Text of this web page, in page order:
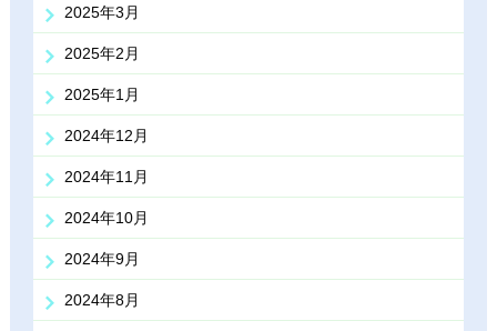
2025年3月
2025年2月
2025年1月
2024年12月
2024年11月
2024年10月
2024年9月
2024年8月